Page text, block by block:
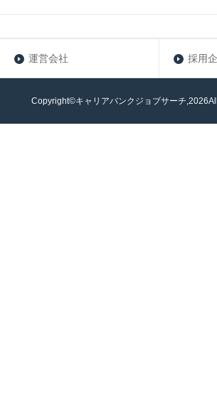
運営会社 採用
Copyright©キャリアバンクジョブサーチ